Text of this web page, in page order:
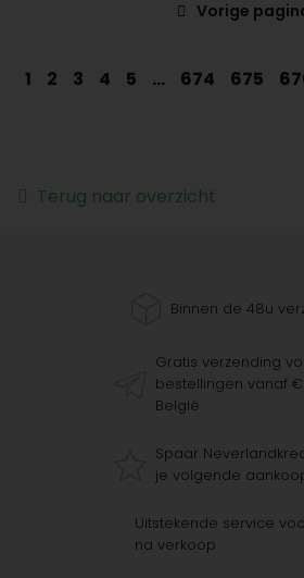
Vorige
1 2 3 4 5 ... 674 675
Terug naar overzicht
Binnen de 48u
Gratis verzending
bestellingen vanaf
België
Spaar
je volgende
Uitstekende service
na verkoop